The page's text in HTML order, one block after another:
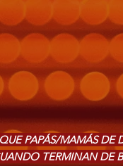
PAPÁS/MAMÁS DE
TERMINAN DE